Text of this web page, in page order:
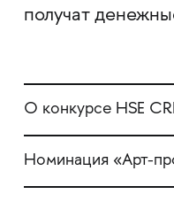
получат
О конкурсе HSE
Номинация «Арт-